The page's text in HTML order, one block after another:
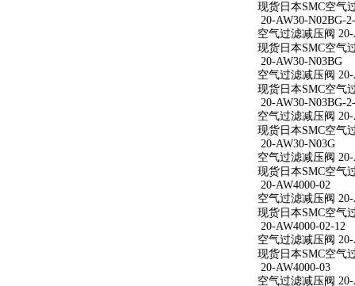
现货日本SMC空气
20-AW30-N02BG-
空气过滤减压阀
现货日本SMC空气
20-AW30-N03BG
空气过滤减压阀
现货日本SMC空气
20-AW30-N03BG-
空气过滤减压阀
现货日本SMC空气
20-AW30-N03G
空气过滤减压阀
现货日本SMC空气
20-AW4000-02
空气过滤减压阀 20-
现货日本SMC空气
20-AW4000-02-12
空气过滤减压阀 20-
现货日本SMC空气
20-AW4000-03
空气过滤减压阀 20-